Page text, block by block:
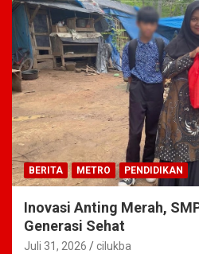
BERITA METRO PENDIDIKAN
Inovasi Anting Merah,
Generasi Sehat
Juli 31, 2026 cilukba